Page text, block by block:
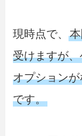
現時点で、
受けますが
オプション
です。